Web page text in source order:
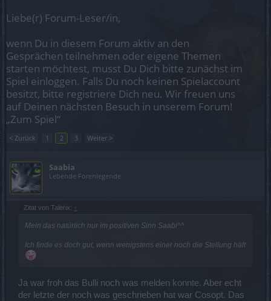
Liebe(r) Forum-Leser/in,
wenn Du in diesem Forum aktiv an den
Gesprächen teilnehmen oder eigene Themen
starten möchtest, musst Du Dich bitte zunächst im
Spiel einloggen. Falls Du noch keinen Spielaccount
besitzt, bitte registriere Dich neu. Wir freuen uns
auf Deinen nächsten Besuch in unserem Forum!
„Zum Spiel“
< Zurück 1 2 3 Weiter >
Saabia
Lebende Forenlegende
Zitat von Talerix: ↑
Mein das natürlich nur im positiven Sinn Saabi^^
Ich finde es doch gut, wenn wenigstens einer noch die Stellung hält
Ja war froh das Bulli noch was melden konnte. Aber echt
der letzte der noch was geschrieben hat war Cosopt. Das